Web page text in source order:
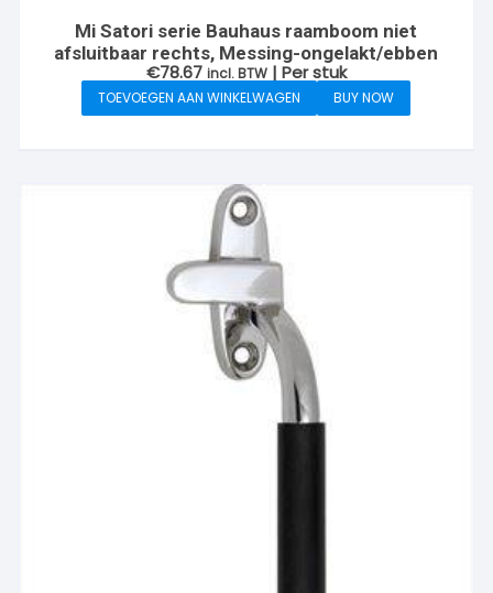
Mi Satori serie Bauhaus raamboom niet
afsluitbaar rechts, Messing-ongelakt/ebben
€78.67 incl. BTW | Per stuk
TOEVOEGEN AAN WINKELWAGEN BUY NOW